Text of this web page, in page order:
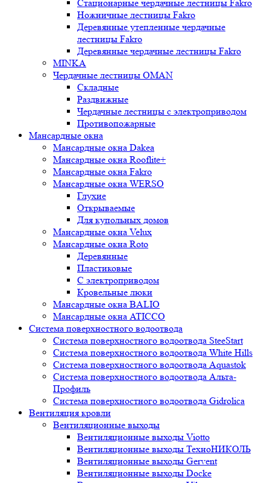
Стационарные чердачные лестницы Fakro
Ножничные лестницы Fakro
Деревянные утепленные чердачные
лестницы Fakro
Деревянные чердачные лестницы Fakro
MINKA
Чердачные лестницы OMAN
Складные
Раздвижные
Чердачные лестницы с электроприводом
Противопожарные
Мансардные окна
Мансардные окна Dakea
Мансардные окна Rooflite+
Мансардные окна Fakro
Мансардные окна WERSO
Глухие
Открываемые
Для купольных домов
Мансардные окна Velux
Мансардные окна Roto
Деревянные
Пластиковые
С электроприводом
Кровельные люки
Мансардные окна BALIO
Мансардные окна ATICCO
Система поверхностного водоотвода
Система поверхностного водоотвода SteeStart
Система поверхностного водоотвода White Hills
Система поверхностного водоотвода Aquastok
Система поверхностного водоотвода Альта-
Профиль
Система поверхностного водоотвода Gidrolica
Вентиляция кровли
Вентиляционные выходы
Вентиляционные выходы Viotto
Вентиляционные выходы ТехноНИКОЛЬ
Вентиляционные выходы Gervent
Вентиляционные выходы Docke